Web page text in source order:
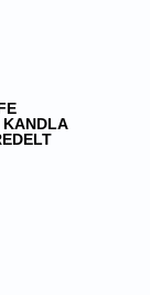
KANDLA